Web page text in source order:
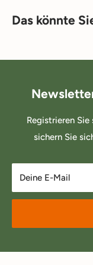
Das könnte
Registrieren
sichern Sie
Deine E-Mail